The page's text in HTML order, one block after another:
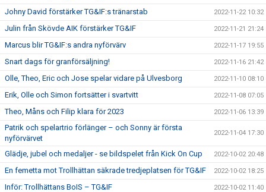
Johny David förstärker TG&IF:s tränarstab 2022-11-22 10:32
Julin från Skövde AIK förstärker TG&IF 2022-11-21 21:24
Marcus blir TG&IF:s andra nyförvärv 2022-11-17 19:55
Snart dags för granförsäljning! 2022-11-16 21:42
Olle, Theo, Eric och Jose spelar vidare på Ulvesborg 2022-11-10 08:10
Erik, Olle och Simon fortsätter i svartvitt 2022-11-08 07:05
Theo, Måns och Filip klara för 2023 2022-11-06 13:39
Patrik och spelartrio förlänger – och Sonny är första
nyförvärvet
2022-11-04 17:30
Glädje, jubel och medaljer - se bildspelet från Kick On Cup 2022-10-02 20:48
En femetta mot Trollhättan säkrade tredjeplatsen för TG&IF 2022-10-02 18:25
Inför: Trollhättans BoIS – TG&IF 2022-10-02 11:40